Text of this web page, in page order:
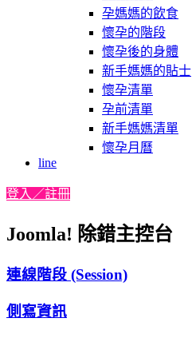
孕媽媽的飲食
懷孕的階段
懷孕後的身體
新手媽媽的貼士
懷孕清單
孕前清單
新手媽媽清單
懷孕月曆
line
登入／註冊
Joomla! 除錯主控台
連線階段 (Session)
側寫資訊